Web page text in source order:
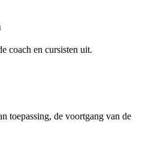
coach en cursisten uit.
toepassing, de voortgang van de